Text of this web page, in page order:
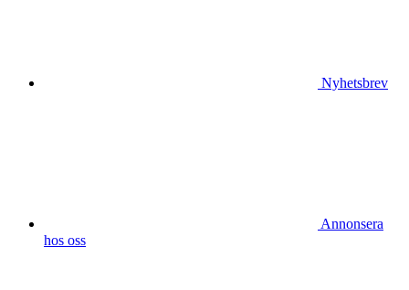
Nyhetsbrev
Annonsera
hos oss